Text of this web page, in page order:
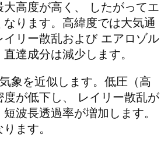
大高度が高く、 したがってエ
なります。高緯度では大気通
イリー散乱および エアロゾル
達成分は減少します。
象を近似します。低圧（高
度が低下し、 レイリー散乱が
波長透過率が増加します。
ます。